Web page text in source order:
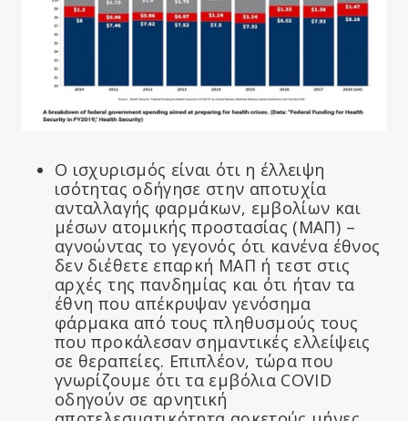
Ο ισχυρισμός είναι ότι η έλλειψη
ισότητας οδήγησε στην αποτυχία
ανταλλαγής φαρμάκων, εμβολίων και
μέσων ατομικής προστασίας (ΜΑΠ) –
αγνοώντας το γεγονός ότι κανένα έθνος
δεν διέθετε επαρκή ΜΑΠ ή τεστ στις
αρχές της πανδημίας και ότι ήταν τα
έθνη που απέκρυψαν γενόσημα
φάρμακα από τους πληθυσμούς τους
που προκάλεσαν σημαντικές ελλείψεις
σε θεραπείες. Επιπλέον, τώρα που
γνωρίζουμε ότι τα εμβόλια COVID
οδηγούν σε αρνητική